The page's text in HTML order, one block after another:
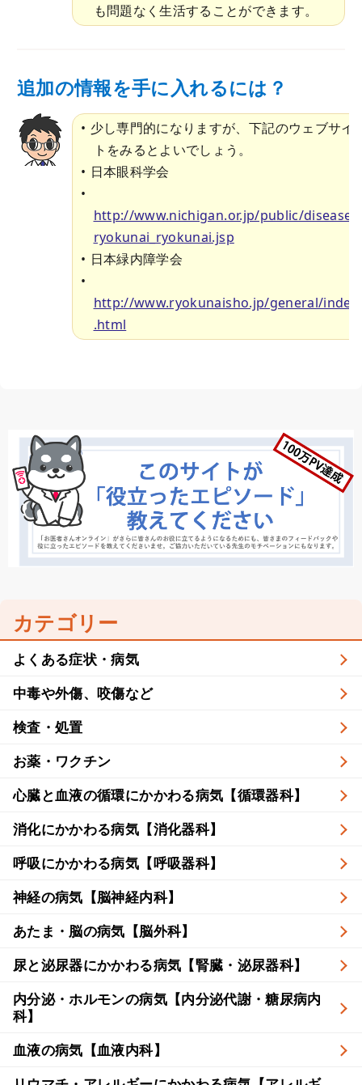
も問題なく生活することができます。
追加の情報を手に入れるには？
少し専門的になりますが、下記のウェブサイ
トをみるとよいでしょう。
日本眼科学会
http://www.nichigan.or.jp/public/disease/
ryokunai_ryokunai.jsp
日本緑内障学会
http://www.ryokunaisho.jp/general/index
.html
カテゴリー
よくある症状・病気
中毒や外傷、咬傷など
検査・処置
お薬・ワクチン
心臓と血液の循環にかかわる病気【循環器科】
消化にかかわる病気【消化器科】
呼吸にかかわる病気【呼吸器科】
神経の病気【脳神経内科】
あたま・脳の病気【脳外科】
尿と泌尿器にかかわる病気【腎臓・泌尿器科】
内分泌・ホルモンの病気【内分泌代謝・糖尿病内
科】
血液の病気【血液内科】